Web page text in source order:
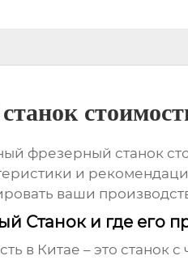
фрезерный станок
и
ваши
Станок и где его
в Китае – это станок